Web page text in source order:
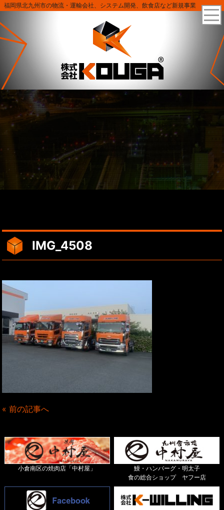
福岡県北九州市の物流・運輸会社、システム開発、飲食店など新規事業
IMG_4508
« 前の記事へ
小倉南区の焼肉店「中村屋」
鰻・ハンバーグ・明太子
食の総合ショップ ヤフー店